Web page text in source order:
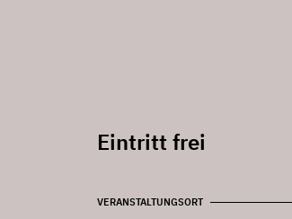
Eintritt frei
VERANSTALTUNGSORT